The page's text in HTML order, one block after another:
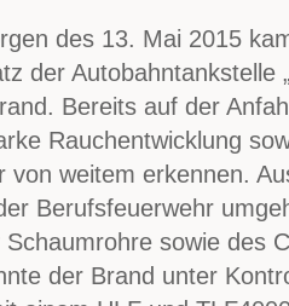
des 13. Mai 2015
der Autobahntankstelle
Bereits auf der
Rauchentwicklung
von weitem erkennen.
Berufsfeuerwehr
sowie des
der Brand unter